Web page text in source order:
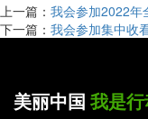
上一篇： 我会参加2022年
下一篇： 我会参加集中收
美丽中国 我是